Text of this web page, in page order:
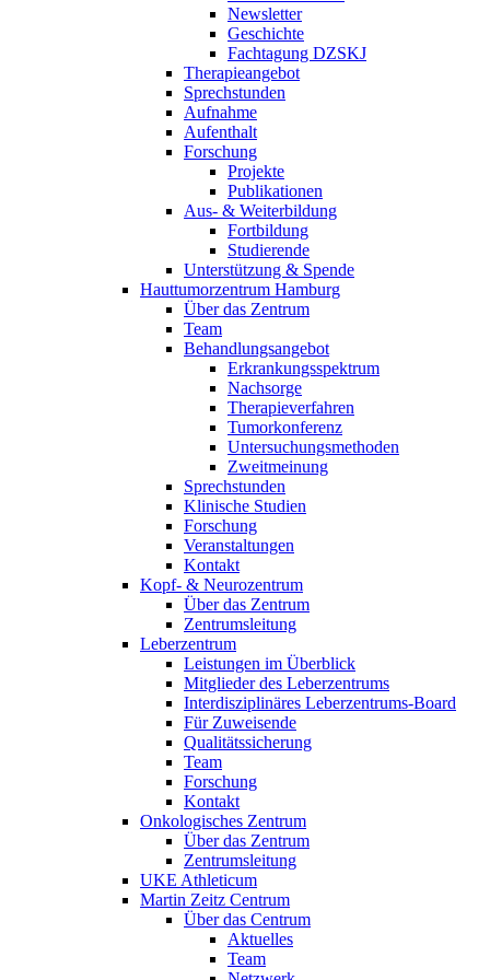
Newsletter
Geschichte
Fachtagung DZSKJ
Therapieangebot
Sprechstunden
Aufnahme
Aufenthalt
Forschung
Projekte
Publikationen
Aus- & Weiterbildung
Fortbildung
Studierende
Unterstützung & Spende
Hauttumorzentrum Hamburg
Über das Zentrum
Team
Behandlungsangebot
Erkrankungsspektrum
Nachsorge
Therapieverfahren
Tumorkonferenz
Untersuchungsmethoden
Zweitmeinung
Sprechstunden
Klinische Studien
Forschung
Veranstaltungen
Kontakt
Kopf- & Neurozentrum
Über das Zentrum
Zentrumsleitung
Leberzentrum
Leistungen im Überblick
Mitglieder des Leberzentrums
Interdisziplinäres Leberzentrums-Board
Für Zuweisende
Qualitätssicherung
Team
Forschung
Kontakt
Onkologisches Zentrum
Über das Zentrum
Zentrumsleitung
UKE Athleticum
Martin Zeitz Centrum
Über das Centrum
Aktuelles
Team